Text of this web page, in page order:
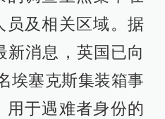
员及相关区域。据
新消息，英国已向
埃塞克斯集装箱事
于遇难者身份的